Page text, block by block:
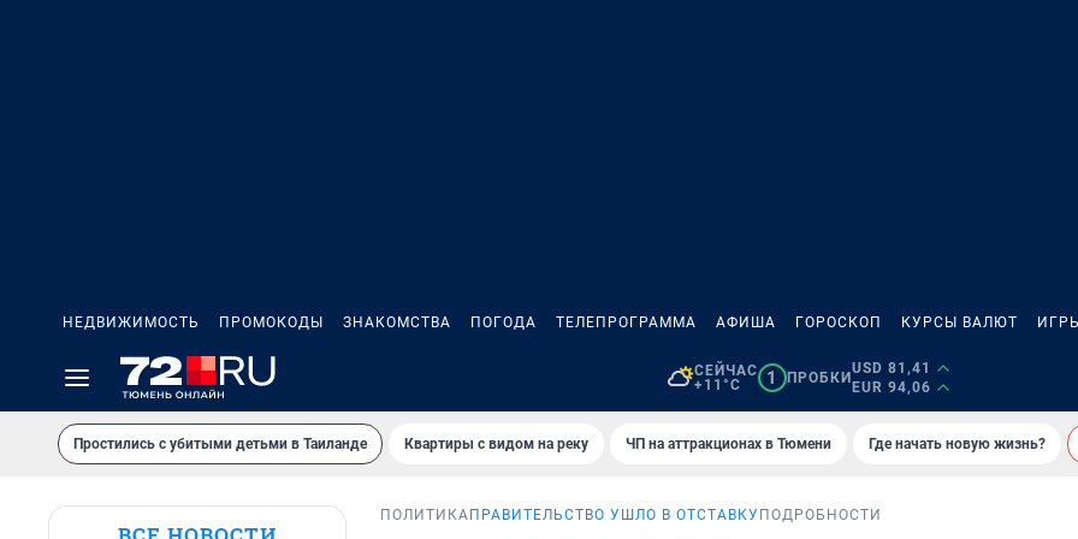
НЕДВИЖИМОСТЬ ПРОМОКОДЫ ЗНАКОМСТВА ПОГОДА ТЕЛЕПРОГРАММА АФИША ГОРОСКОП КУРСЫ ВАЛЮТ ИГРЫ
СЕЙЧАС
+11°C
1 ПРОБКИ
USD 81,41
EUR 94,06
Простились с убитыми детьми в Таиланде Квартиры с видом на реку ЧП на аттракционах в Тюмени Где начать новую жизнь?
ПОЛИТИКА ПРАВИТЕЛЬСТВО УШЛО В ОТСТАВКУ ПОДРОБНОСТИ